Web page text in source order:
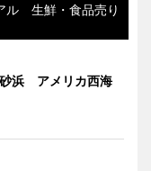
ル 生鮮・食品売り
浜 アメリカ西海